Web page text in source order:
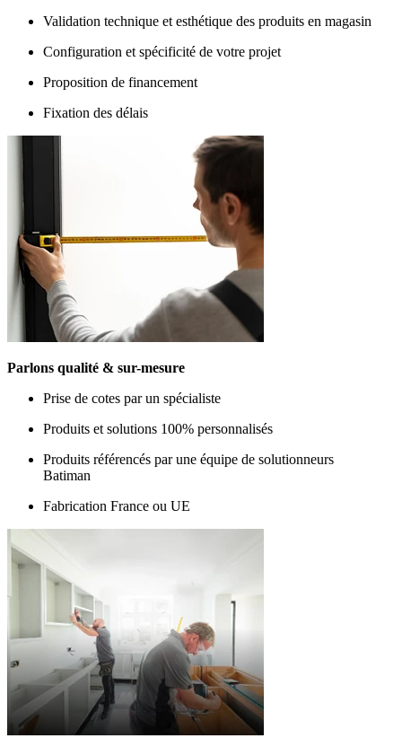
Validation technique et esthétique des produits en magasin
Configuration et spécificité de votre projet
Proposition de financement
Fixation des délais
Parlons qualité & sur-mesure
Prise de cotes par un spécialiste
Produits et solutions 100% personnalisés
Produits référencés par une équipe de solutionneurs
Batiman
Fabrication France ou UE